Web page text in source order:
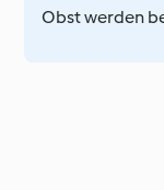
Obst werden